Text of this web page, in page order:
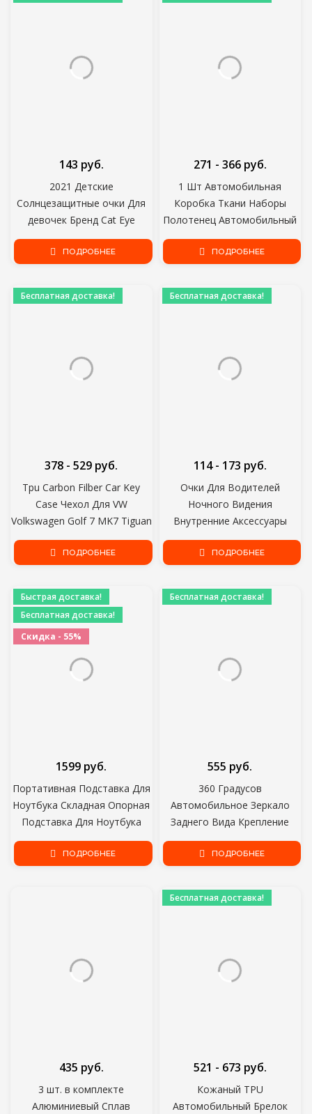
2021 Детские
Солнцезащитные очки Для
девочек Бренд Cat Eye
Детские Очки Для мальчиков
UV400 Линзы Детские
Милые Очки Оттенки Очки
Водителя
143 руб.
ПОДРОБНЕЕ
1 Шт Автомобильная
Коробка Ткани Наборы
Полотенец Автомобильный
Солнцезащитный Козырек
Держатель Коробки Ткани
Украшения для BMW
Автомобильные Аксессуары
271 - 366 руб.
ПОДРОБНЕЕ
Бесплатная доставка!
Tpu Carbon Filber Car Key
Case Чехол Для VW
Volkswagen Golf 7 MK7 Tiguan
MK2 Для SEAT Ateca Leon FR
2 Ibiza Для Skoda Octavia A7
378 - 529 руб.
ПОДРОБНЕЕ
Бесплатная доставка!
Очки Для Водителей
Ночного Видения
Внутренние Аксессуары
Защитные Шестерни
Солнцезащитные очки Очки
Антибликовые Очки Для
Вождения Автомобиля
114 - 173 руб.
ПОДРОБНЕЕ
Быстрая доставка!
Бесплатная доставка!
Скидка - 55%
Портативная Подставка Для
Ноутбука Складная Опорная
Подставка Для Ноутбука
Macbook Pro Lapdesk PC
Computer Laptop Holder
1599 руб.
ПОДРОБНЕЕ
Бесплатная доставка!
360 Градусов
Автомобильное Зеркало
Заднего Вида Крепление
Держатель Телефона Для
iPhone 12 GPS Сиденье
Держатель Телефона
Подставка Регулируемая
555 руб.
ПОДРОБНЕЕ
3 шт. в комплекте
Алюминиевый Сплав
435 руб.
Бесплатная доставка!
Кожаный TPU
Автомобильный Брелок
521 - 673 руб.